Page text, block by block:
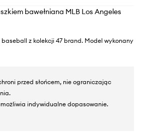
bawełniana MLB Los Angeles
z kolekcji 47 brand. Model wykonany
przed słońcem, nie ograniczając
indywidualne dopasowanie.